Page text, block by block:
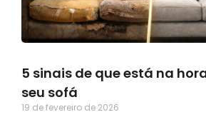
5 sinais de que está na
seu sofá
19 de fevereiro de 2026